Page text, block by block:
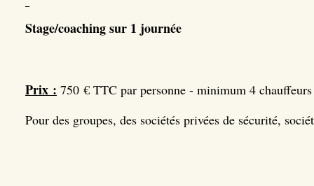
Stage/coaching sur 1 journée
Prix : 750 € TTC par personne - minimum 4 chauffeurs
Pour des groupes, des sociétés privées de sécurité,